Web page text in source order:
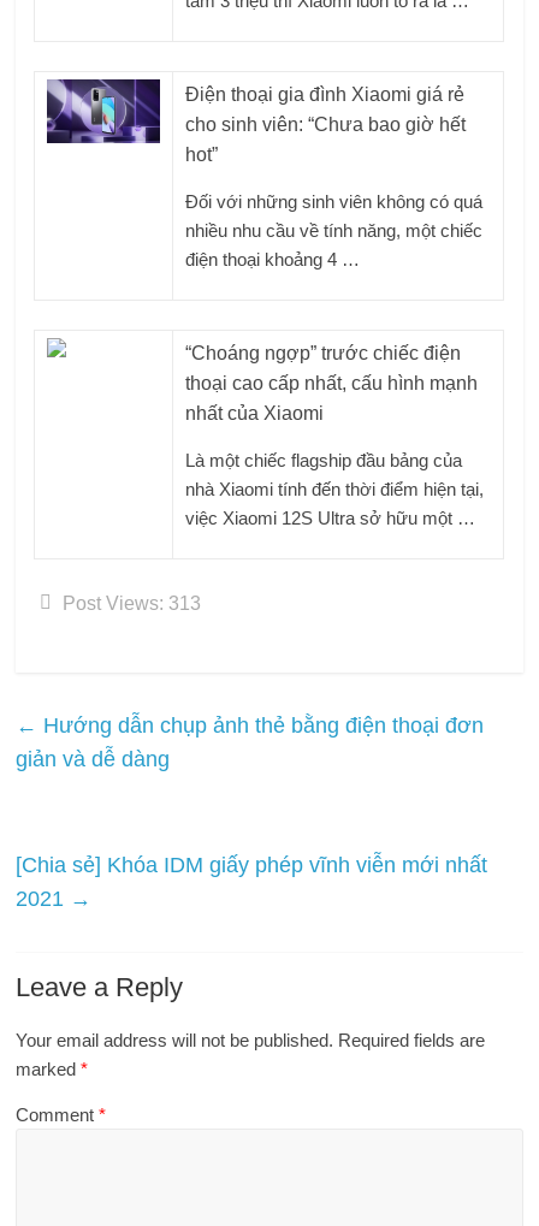
Điện thoại gia đình Xiaomi giá rẻ
cho sinh viên: “Chưa bao giờ hết
hot”
Đối với những sinh viên không có quá
nhiều nhu cầu về tính năng, một chiếc
điện thoại khoảng 4 …
“Choáng ngợp” trước chiếc điện
thoại cao cấp nhất, cấu hình mạnh
nhất của Xiaomi
Là một chiếc flagship đầu bảng của
nhà Xiaomi tính đến thời điểm hiện tại,
việc Xiaomi 12S Ultra sở hữu một …
Post Views: 313
← Hướng dẫn chụp ảnh thẻ bằng điện thoại đơn
giản và dễ dàng
[Chia sẻ] Khóa IDM giấy phép vĩnh viễn mới nhất
2021 →
Leave a Reply
Your email address will not be published. Required fields are
marked*
Comment*